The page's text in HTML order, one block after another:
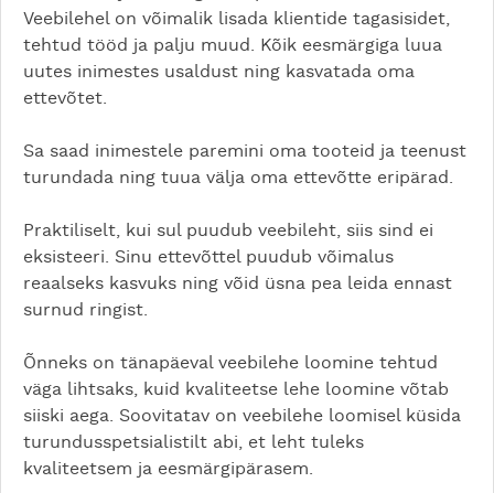
Veebilehel on võimalik lisada klientide tagasisidet,
tehtud tööd ja palju muud. Kõik eesmärgiga luua
uutes inimestes usaldust ning kasvatada oma
ettevõtet.
Sa saad inimestele paremini oma tooteid ja teenust
turundada ning tuua välja oma ettevõtte eripärad.
Praktiliselt, kui sul puudub veebileht, siis sind ei
eksisteeri. Sinu ettevõttel puudub võimalus
reaalseks kasvuks ning võid üsna pea leida ennast
surnud ringist.
Õnneks on tänapäeval veebilehe loomine tehtud
väga lihtsaks, kuid kvaliteetse lehe loomine võtab
siiski aega. Soovitatav on veebilehe loomisel küsida
turundusspetsialistilt abi, et leht tuleks
kvaliteetsem ja eesmärgipärasem.